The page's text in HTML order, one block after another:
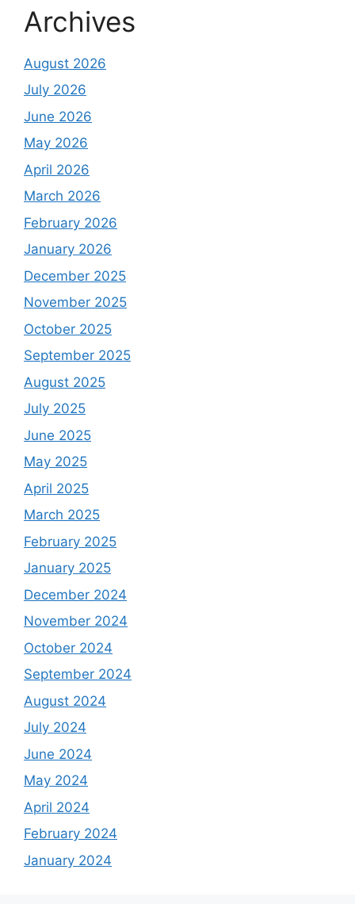
Archives
August 2026
July 2026
June 2026
May 2026
April 2026
March 2026
February 2026
January 2026
December 2025
November 2025
October 2025
September 2025
August 2025
July 2025
June 2025
May 2025
April 2025
March 2025
February 2025
January 2025
December 2024
November 2024
October 2024
September 2024
August 2024
July 2024
June 2024
May 2024
April 2024
February 2024
January 2024